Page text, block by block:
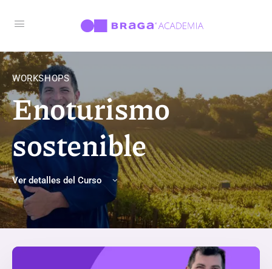
WORKSHOPS
Enoturismo
sostenible
Ver detalles del Curso